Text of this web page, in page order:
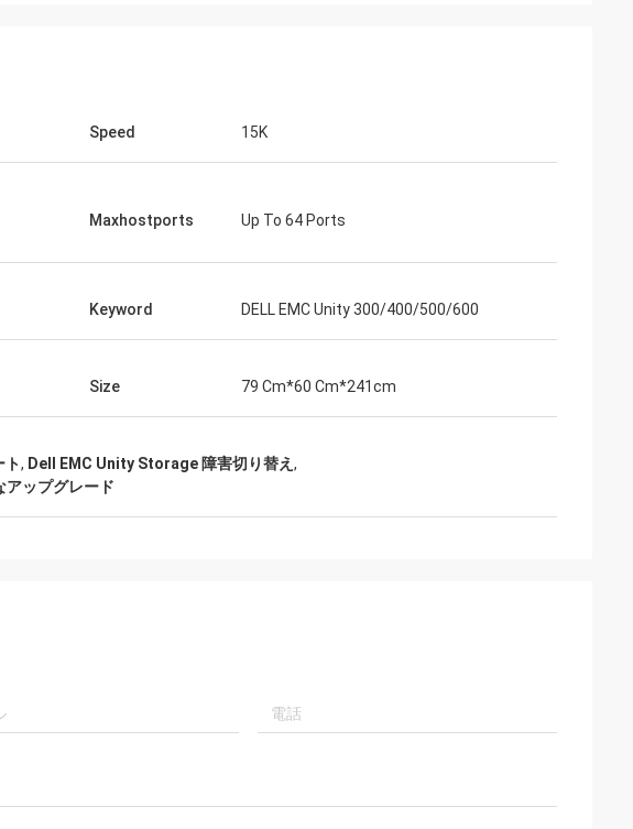
Speed 15K
Maxhostports Up To 64 Ports
Keyword DELL EMC Unity 300/400/500/600
Size 79 Cm*60 Cm*241cm
ト, Dell EMC Unity Storage 障害切り替え ,
ップグレード